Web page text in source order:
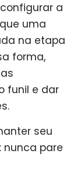
a
uma
na etapa
forma,
funil e dar
seu
nunca pare